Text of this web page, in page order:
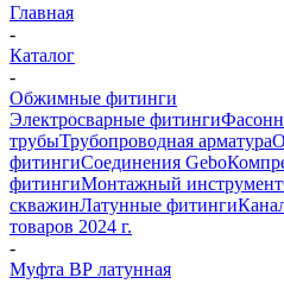
Главная
-
Каталог
-
Обжимные фитинги
Электросварные фитинги
трубыТрубопроводная арматура
фитингиСоединения Gebo
фитингиМонтажный инструмент
скважинЛатунные фитинги
товаров 2024 г.
-
Муфта ВР латунная